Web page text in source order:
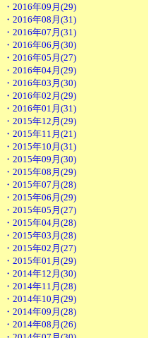
・2016年09月(29)
・2016年08月(31)
・2016年07月(31)
・2016年06月(30)
・2016年05月(27)
・2016年04月(29)
・2016年03月(30)
・2016年02月(29)
・2016年01月(31)
・2015年12月(29)
・2015年11月(21)
・2015年10月(31)
・2015年09月(30)
・2015年08月(29)
・2015年07月(28)
・2015年06月(29)
・2015年05月(27)
・2015年04月(28)
・2015年03月(28)
・2015年02月(27)
・2015年01月(29)
・2014年12月(30)
・2014年11月(28)
・2014年10月(29)
・2014年09月(28)
・2014年08月(26)